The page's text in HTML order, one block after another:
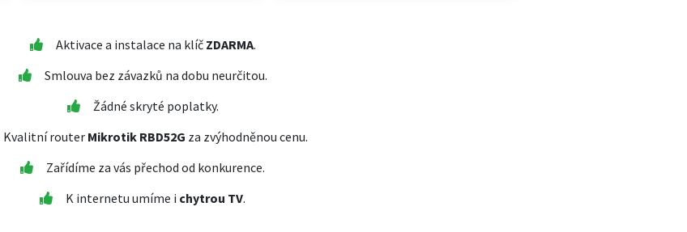
Aktivace a instalace na klíč ZDARMA.
Smlouva bez závazků na dobu neurčitou.
Žádné skryté poplatky.
Kvalitní router Mikrotik RBD52G za zvýhodněnou cenu.
Zařídíme za vás přechod od konkurence.
K internetu umíme i chytrou TV.